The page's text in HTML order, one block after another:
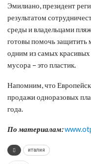
Эмилиано, президент
результатом
среды и владельцами
готовы помочь защитить
одним из самых
мусора – это пластик.
Напомним, что
продажи одноразовых
года.
По материалам:
италия